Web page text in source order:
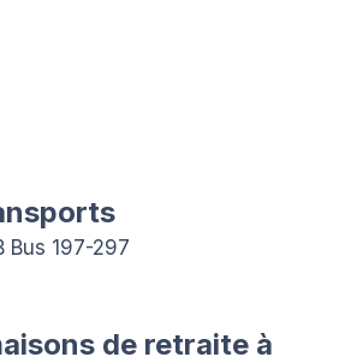
Bus 197-297
de retraite à